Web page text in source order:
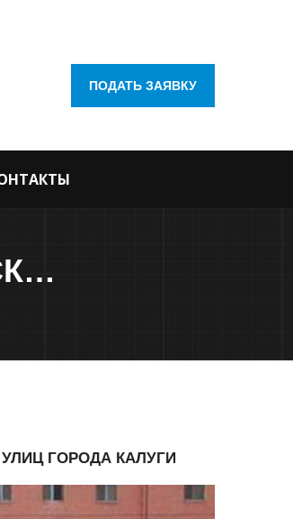
ПОДАТЬ ЗАЯВКУ
ПРОВЕДЕНИЕ ИНЖЕНЕРНО-ГЕОДЕЗИЧЕСКИХ ИЗЫСКАНИЙ ДЛЯ РЕМОНТА УЛИЦ ГОРОДА КАЛУГИ
ГОРОДА КАЛУГИ